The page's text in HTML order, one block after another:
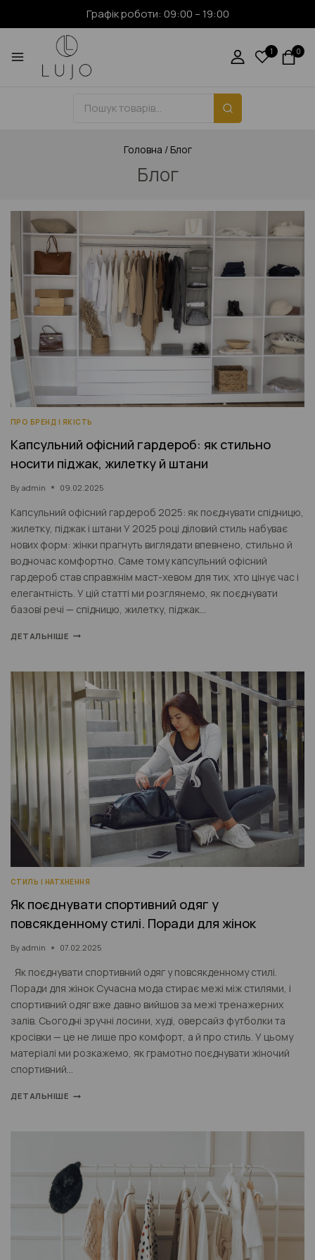
Графік роботи: 09:00 – 19:00
1 0
Головна / Блог
Блог
ПРО БРЕНД І ЯКІСТЬ
Капсульний офісний гардероб: як стильно
носити піджак, жилетку й штани
By admin 09.02.2025
Капсульний офісний гардероб 2025: як поєднувати спідницю,
жилетку, піджак і штани У 2025 році діловий стиль набуває
нових форм: жінки прагнуть виглядати впевнено, стильно й
водночас комфортно. Саме тому капсульний офісний
гардероб став справжнім маст-хевом для тих, хто цінує час і
елегантність. У цій статті ми розглянемо, як поєднувати
базові речі — спідницю, жилетку, піджак…
ДЕТАЛЬНІШЕ
СТИЛЬ І НАТХНЕННЯ
Як поєднувати спортивний одяг у
повсякденному стилі. Поради для жінок
By admin 07.02.2025
Як поєднувати спортивний одяг у повсякденному стилі.
Поради для жінок Сучасна мода стирає межі між стилями, і
спортивний одяг вже давно вийшов за межі тренажерних
залів. Сьогодні зручні лосини, худі, оверсайз футболки та
кросівки — це не лише про комфорт, а й про стиль. У цьому
матеріалі ми розкажемо, як грамотно поєднувати жіночий
спортивний…
ДЕТАЛЬНІШЕ